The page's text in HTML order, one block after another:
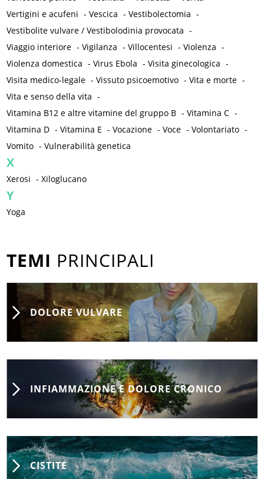
Vertigini e acufeni -Vescica -Vestibolectomia -
Vestibolite vulvare / Vestibolodinia provocata -
Viaggio interiore -Vigilanza -Villocentesi -Violenza -
Violenza domestica -Virus Ebola -Visita ginecologica -
Visita medico-legale -Vissuto psicoemotivo -Vita e morte -
Vita e senso della vita -
Vitamina B12 e altre vitamine del gruppo B -Vitamina C -
Vitamina D -Vitamina E -Vocazione -Voce -Volontariato -
Vomito -Vulnerabilità genetica
X
Xerosi -Xiloglucano
Y
Yoga
TEMI PRINCIPALI
DOLORE VULVARE
INFIAMMAZIONE E DOLORE CRONICO
CISTITE